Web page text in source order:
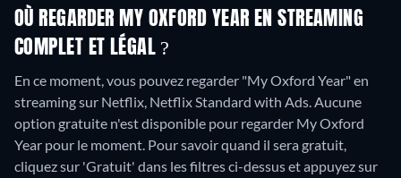
OÙ REGARDER MY OXFORD YEAR EN STREAMING
COMPLET ET LÉGAL ?
En ce moment, vous pouvez regarder "My Oxford Year" en
streaming sur Netflix, Netflix Standard with Ads.Aucune
option gratuite n'est disponible pour regarder My Oxford
Year pour le moment. Pour savoir quand il sera gratuit,
cliquez sur 'Gratuit' dans les filtres ci-dessus et appuyez sur